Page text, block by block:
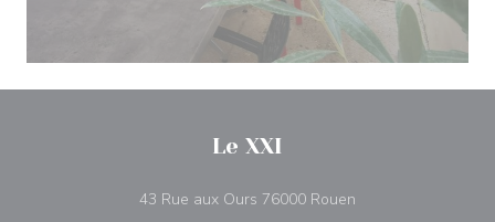
Le XXI
43 Rue aux Ours 76000 Rouen